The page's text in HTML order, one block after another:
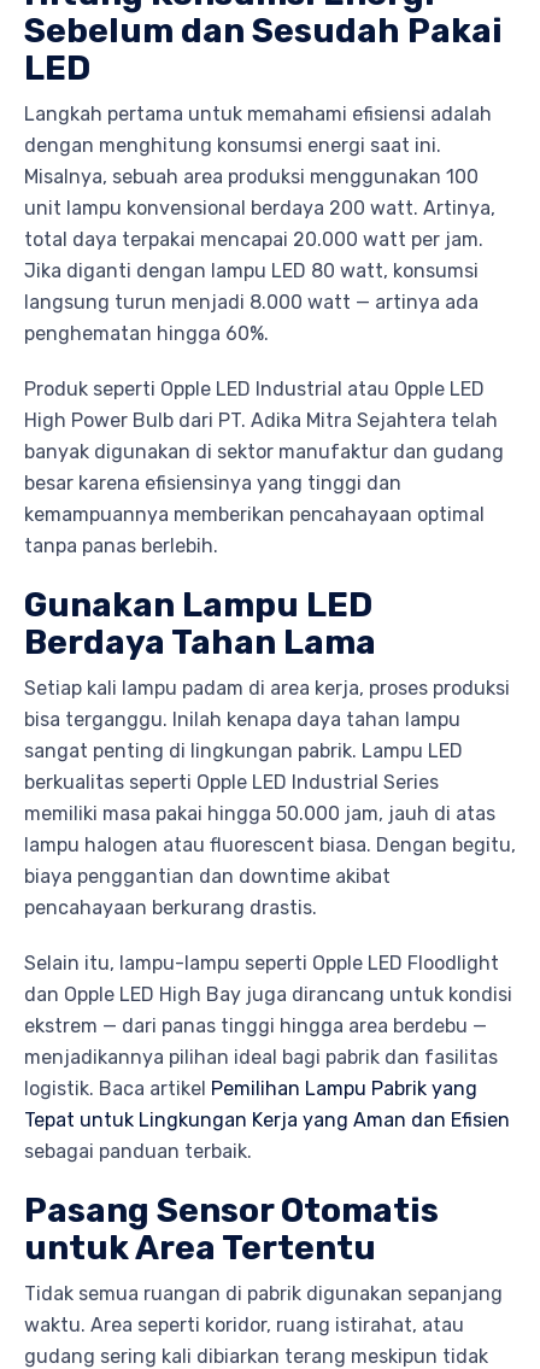
Sebelum dan Sesudah Pakai
LED
Langkah pertama untuk memahami efisiensi adalah
dengan menghitung konsumsi energi saat ini.
Misalnya, sebuah area produksi menggunakan 100
unit lampu konvensional berdaya 200 watt. Artinya,
total daya terpakai mencapai 20.000 watt per jam.
Jika diganti dengan lampu LED 80 watt, konsumsi
langsung turun menjadi 8.000 watt — artinya ada
penghematan hingga 60%.
Produk seperti Opple LED Industrial atau Opple LED
High Power Bulb dari PT. Adika Mitra Sejahtera telah
banyak digunakan di sektor manufaktur dan gudang
besar karena efisiensinya yang tinggi dan
kemampuannya memberikan pencahayaan optimal
tanpa panas berlebih.
Gunakan Lampu LED
Berdaya Tahan Lama
Setiap kali lampu padam di area kerja, proses produksi
bisa terganggu. Inilah kenapa daya tahan lampu
sangat penting di lingkungan pabrik. Lampu LED
berkualitas seperti Opple LED Industrial Series
memiliki masa pakai hingga 50.000 jam, jauh di atas
lampu halogen atau fluorescent biasa. Dengan begitu,
biaya penggantian dan downtime akibat
pencahayaan berkurang drastis.
Selain itu, lampu-lampu seperti Opple LED Floodlight
dan Opple LED High Bay juga dirancang untuk kondisi
ekstrem — dari panas tinggi hingga area berdebu —
menjadikannya pilihan ideal bagi pabrik dan fasilitas
logistik. Baca artikel Pemilihan Lampu Pabrik yang
Tepat untuk Lingkungan Kerja yang Aman dan Efisien
sebagai panduan terbaik.
Pasang Sensor Otomatis
untuk Area Tertentu
Tidak semua ruangan di pabrik digunakan sepanjang
waktu. Area seperti koridor, ruang istirahat, atau
gudang sering kali dibiarkan terang meskipun tidak